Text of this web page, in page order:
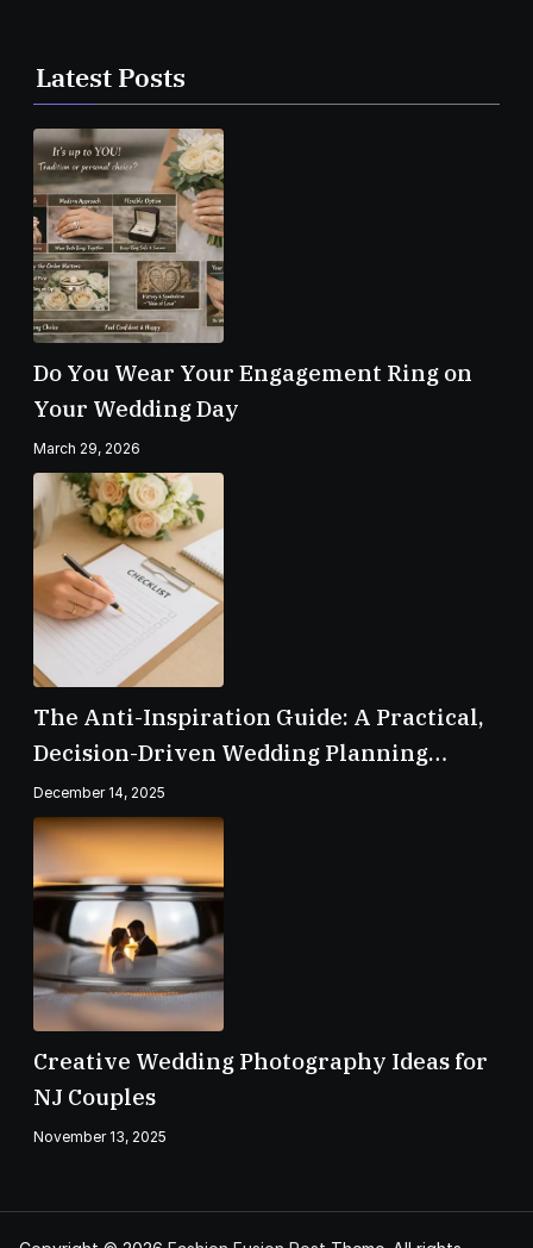
Latest Posts
Do You Wear Your Engagement Ring on
Your Wedding Day
March 29, 2026
The Anti-Inspiration Guide: A Practical,
Decision-Driven Wedding Planning
Checklist
December 14, 2025
Creative Wedding Photography Ideas for
NJ Couples
November 13, 2025